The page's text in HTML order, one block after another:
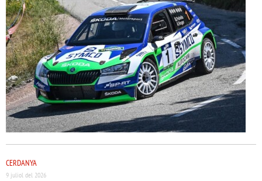
CERDANYA
9 juliol del 2026